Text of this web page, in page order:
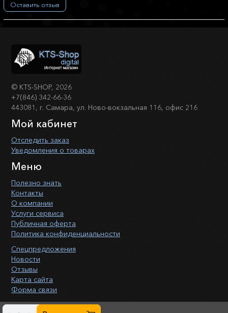
Оставить отзыв
© KTS-SHOP, 2026
+7(846) 342-66-36
443081, г. Самара, ул. Ново-вокзальная 116, офис 216
Мой кабинет
Отследить заказ
Уведомления о товарах
Меню
Полезно знать
Контакты
О компании
Услуги сервиса
Публичная оферта
Политика конфиденциальности
Спецпредложения
Новости
Отзывы
Карта сайта
Форма связи